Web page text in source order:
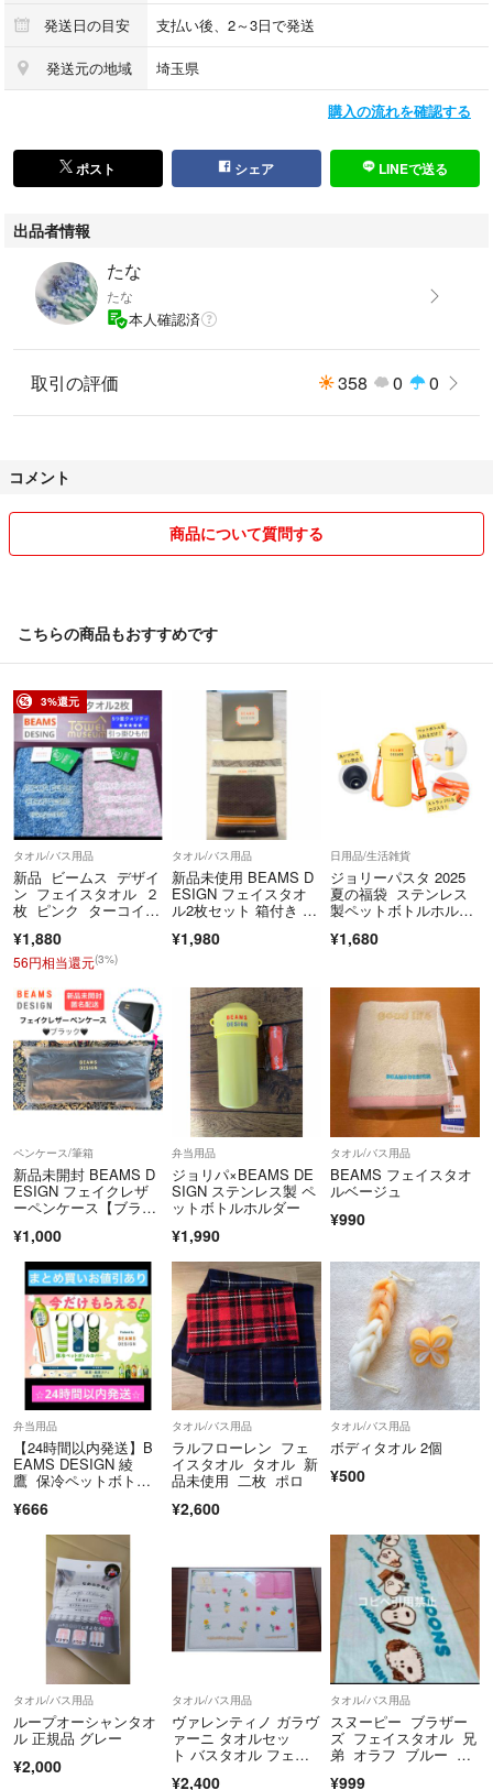
発送日の目安 支払い後、2～3日で発送
発送元の地域 埼玉県
購入の流れを確認する
ポスト シェア LINEで送る
出品者情報
たな
たな
本人確認済
取引の評価 358 0 0
コメント
商品について質問する
こちらの商品もおすすめです
3%還元
タオル/バス用品
新品 ビームス デザイ
ン フェイスタオル ２
枚 ピンク ターコイ
ル
¥1,880
56円相当還元(3%)
タオル/バス用品
新品未使用 BEAMS D
ESIGN フェイスタオ
ル2枚セット 箱付き ギ
¥1,980
日用品/生活雑貨
ジョリーパスタ 2025
夏の福袋 ステンレス
製ペットボトルホルダ
¥1,680
ペンケース/筆箱
新品未開封 BEAMS D
ESIGN フェイクレザ
ーペンケース【ブラッ
¥1,000
弁当用品
ジョリパ×BEAMS DE
SIGN ステンレス製 ペ
ットボトルホルダー
¥1,990
タオル/バス用品
BEAMS フェイスタオ
ルベージュ
¥990
弁当用品
【24時間以内発送】B
EAMS DESIGN 綾
鷹 保冷ペットボトル
¥666
タオル/バス用品
ラルフローレン フェ
イスタオル タオル 新
品未使用 二枚 ポロ
¥2,600
タオル/バス用品
ボディタオル 2個
¥500
タオル/バス用品
ループオーシャンタオ
ル 正規品 グレー
¥2,000
タオル/バス用品
ヴァレンティノ ガラヴ
ァーニ タオルセッ
ト バスタオル フェイ
¥2,400
タオル/バス用品
スヌーピー ブラザー
ズ フェイスタオル 兄
弟 オラフ ブルー 水
¥999